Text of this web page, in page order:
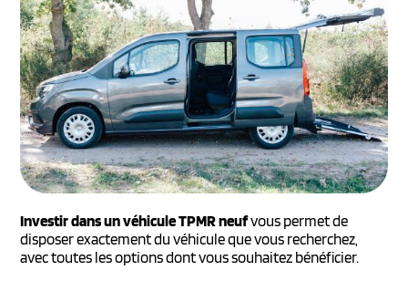
Investir dans un véhicule TPMR neufvous permet de
disposer exactement du véhicule que vous recherchez,
avec toutes les options dont vous souhaitez bénéficier.